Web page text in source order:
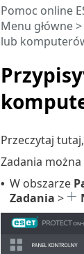
Pomoc online
Menu główne>
lub
Przeczytaj
Zadania
• W obszarze
Zadania >